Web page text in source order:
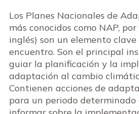
Los Planes Nacionales de
más conocidos como NAP,
inglés) son un elemento clave
encuentro. Son el principal
guiar la planificación y la
adaptación al cambio
Contienen acciones de
para un periodo determinado